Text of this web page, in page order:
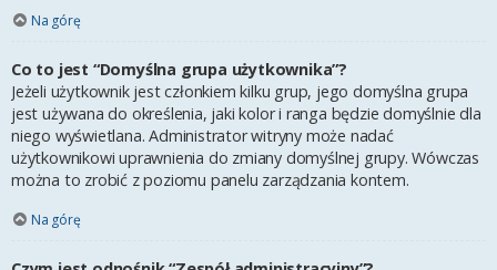
Na górę
Co to jest “Domyślna grupa użytkownika”?
Jeżeli użytkownik jest członkiem kilku grup, jego domyślna grupa
jest używana do określenia, jaki kolor i ranga będzie domyślnie dla
niego wyświetlana. Administrator witryny może nadać
użytkownikowi uprawnienia do zmiany domyślnej grupy. Wówczas
można to zrobić z poziomu panelu zarządzania kontem.
Na górę